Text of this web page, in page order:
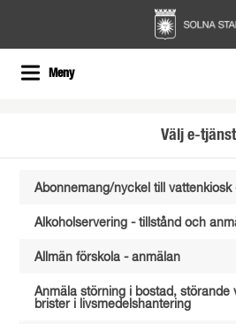
Meny
Välj e-tjänst
Abonnemang/nyckel till vattenkiosk
Alkoholservering - tillstånd och
Allmän förskola - anmälan
Anmäla störning i bostad, störande
brister i livsmedelshantering